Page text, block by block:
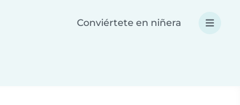
Conviértete en niñera